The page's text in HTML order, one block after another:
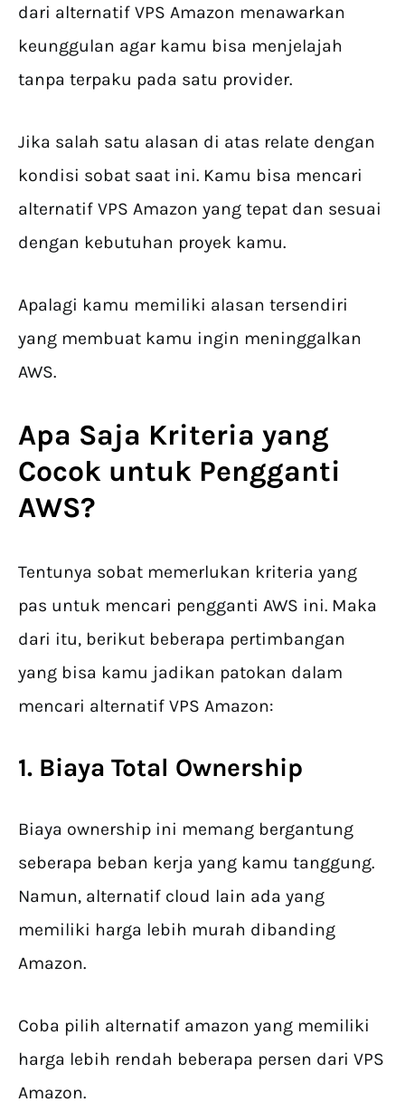
dari alternatif VPS Amazon menawarkan
keunggulan agar kamu bisa menjelajah
tanpa terpaku pada satu provider.
Jika salah satu alasan di atas relate dengan
kondisi sobat saat ini. Kamu bisa mencari
alternatif VPS Amazon yang tepat dan sesuai
dengan kebutuhan proyek kamu.
Apalagi kamu memiliki alasan tersendiri
yang membuat kamu ingin meninggalkan
AWS.
Apa Saja Kriteria yang
Cocok untuk Pengganti
AWS?
Tentunya sobat memerlukan kriteria yang
pas untuk mencari pengganti AWS ini. Maka
dari itu, berikut beberapa pertimbangan
yang bisa kamu jadikan patokan dalam
mencari alternatif VPS Amazon:
1. Biaya Total Ownership
Biaya ownership ini memang bergantung
seberapa beban kerja yang kamu tanggung.
Namun, alternatif cloud lain ada yang
memiliki harga lebih murah dibanding
Amazon.
Coba pilih alternatif amazon yang memiliki
harga lebih rendah beberapa persen dari VPS
Amazon.